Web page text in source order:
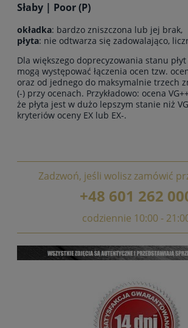
Słaby | Poor (P)
okładka: bardzo zniszczona lub jej brak,
płyta: nie odtwarza się zadowalająco,
Dla większego doprecyzowania stanu
mogą występować łączenia ocen tzw.
oraz od jednego do maksymalnie trzech
(-) przy ocenach. Przykładowo: ocena
że płyta jest w dużo lepszym stanie niż
kryteriów oceny EX lub EX-.
Zadzwoń, jeśli wolisz zamówić
+48 601 262
codziennie 10:00 -